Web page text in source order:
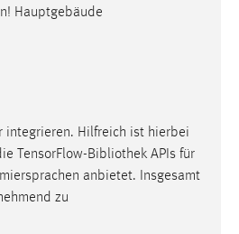
Hauptgebäude
integrieren. Hilfreich ist hierbei
TensorFlow-Bibliothek APIs für
anbietet. Insgesamt
zu